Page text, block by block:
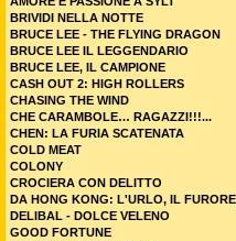
BRIVIDI NELLA NOTTE
BRUCE LEE - THE FLYING DRAGON
BRUCE LEE IL LEGGENDARIO
BRUCE LEE, IL CAMPIONE
CASH OUT 2: HIGH ROLLERS
CHASING THE WIND
CHE CARAMBOLE… RAGAZZI!!!...
CHEN: LA FURIA SCATENATA
COLD MEAT
COLONY
CROCIERA CON DELITTO
DA HONG KONG: L'URLO, IL
DELIBAL - DOLCE VELENO
GOOD FORTUNE